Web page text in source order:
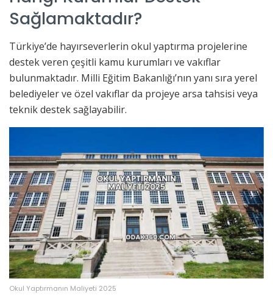
Sağlamaktadır?
Türkiye’de hayırseverlerin okul yaptırma projelerine
destek veren çeşitli kamu kurumları ve vakıflar
bulunmaktadır. Milli Eğitim Bakanlığı’nın yanı sıra yerel
belediyeler ve özel vakıflar da projeye arsa tahsisi veya
teknik destek sağlayabilir.
Okul Yaptırmanın Maliyeti 2025